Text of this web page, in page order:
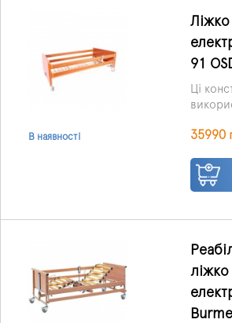
В наявності
91
Ці
35990
ліжко